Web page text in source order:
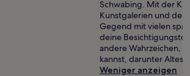
Schwabing. Mit der
Kunstgalerien und den
Gegend mit vielen
deine
andere Wahrzeichen,
kannst, darunter Altes
Weniger anzeigen